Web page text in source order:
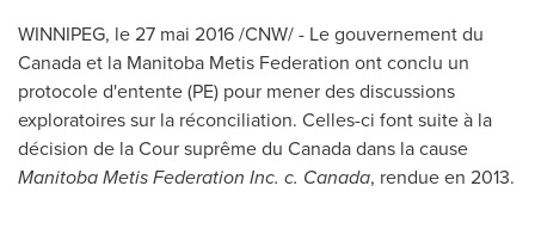
WINNIPEG, le 27 mai 2016 /CNW/ - Le gouvernement du
Canadaet la Manitoba Metis Federation ont conclu un
protocole d'entente (PE) pour mener des discussions
exploratoires sur la réconciliation. Celles-ci font suite à la
décision de la Cour suprême du Canadadans la cause
Manitoba Metis Federation Inc. c. Canada, rendue en 2013.